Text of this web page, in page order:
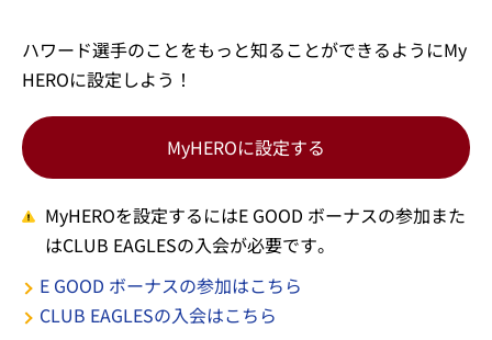
ハワード選手のことをもっと知ることができるようにMy
HEROに設定しよう！
MyHEROに設定する
MyHEROを設定するにはE GOOD ボーナスの参加また
はCLUB EAGLESの入会が必要です。
E GOOD ボーナスの参加はこちら
CLUB EAGLESの入会はこちら